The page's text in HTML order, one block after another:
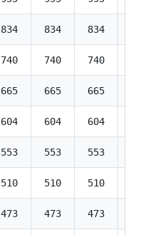
834 834 834
740 740 740
665 665 665
604 604 604
553 553 553
510 510 510
473 473 473